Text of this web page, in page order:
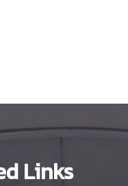
Links